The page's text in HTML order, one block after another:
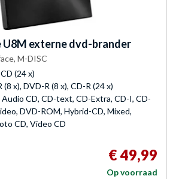
U8M externe dvd-brander
M-DISC
(24 x)
x), DVD-R (8 x), CD-R (24 x)
CD, CD-text, CD-Extra, CD-I, CD-
DVD-ROM, Hybrid-CD, Mixed,
CD, Video CD
€ 49,99
Op voorraad